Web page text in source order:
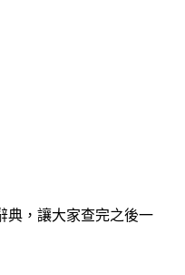
典，讓大家查完之後一